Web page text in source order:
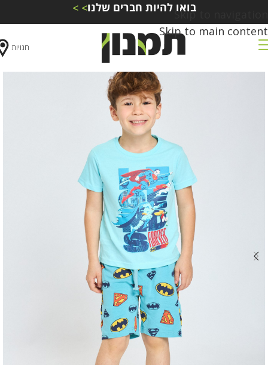
Skip to navigation
Skip to main content
> >בואו להיות חברים שלנו
חנויות